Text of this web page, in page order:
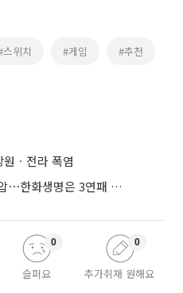
스위치 #게임 #추천
ㆍ전라 폭염
젠지, 풀세트 끝 한화생명 제압⋯한화생명은 3연패 수렁
슬퍼요
0
추가취재 원해요
0